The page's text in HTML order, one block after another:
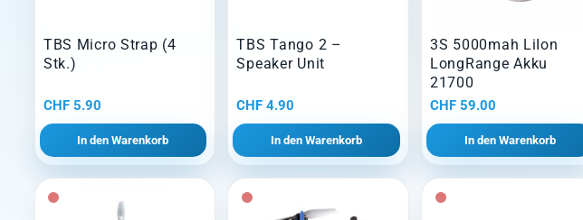
TBS Micro Strap (4
Stk.)
CHF5.90
In den Warenkorb
TBS Tango 2 –
Speaker Unit
CHF 4.90
In den Warenkorb
3S 5000mah LiIon
LongRange Akku
21700
CHF 59.00
In den Warenkorb